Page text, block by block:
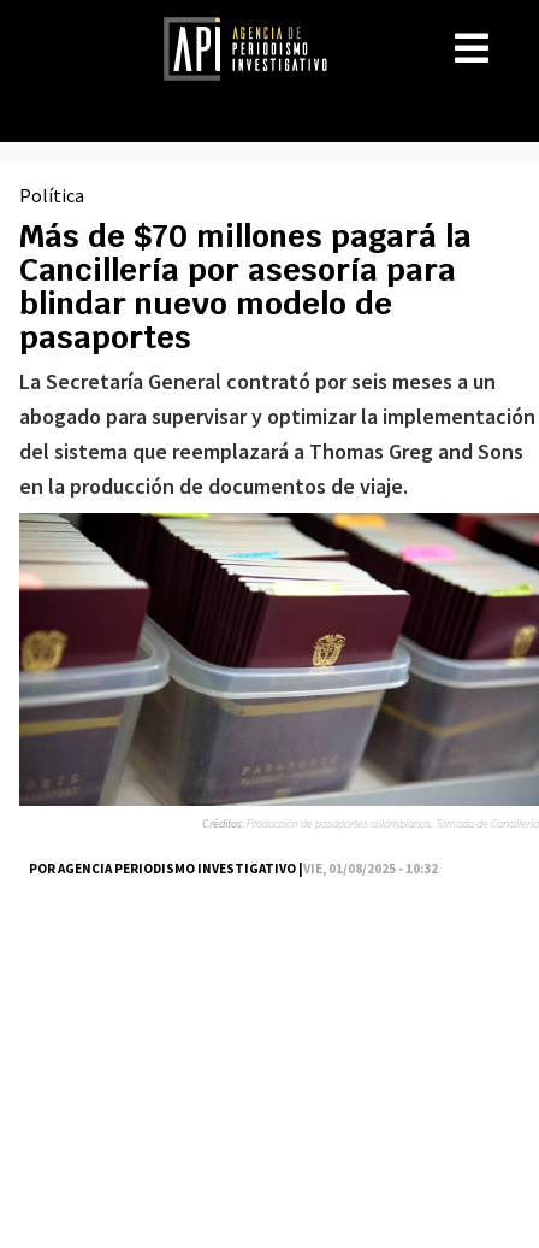
Política
Más de $70 millones pagará la
Cancillería por asesoría para
blindar nuevo modelo de
pasaportes
La Secretaría General contrató por seis meses a un
abogado para supervisar y optimizar la implementación
del sistema que reemplazará a Thomas Greg and Sons
en la producción de documentos de viaje.
POR AGENCIA PERIODISMO INVESTIGATIVO |VIE, 01/08/2025 - 10:32
Créditos:Producción de pasaportes colombianos. Tomada de Cancillería